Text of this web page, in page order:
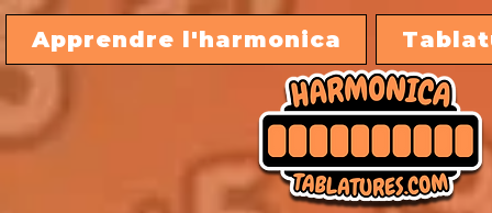
Apprendre l'harmonica